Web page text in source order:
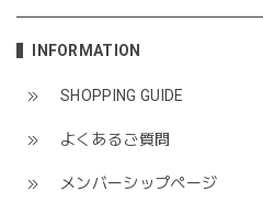
INFORMATION
SHOPPING GUIDE
よくあるご質問
メンバーシップページ